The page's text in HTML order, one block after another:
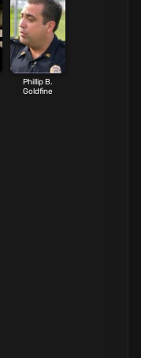
Phillip B.
Goldfine